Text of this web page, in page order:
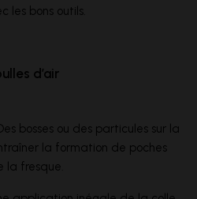
les bons outils.
d’air
bosses ou des particules sur la
la formation de poches
la fresque.